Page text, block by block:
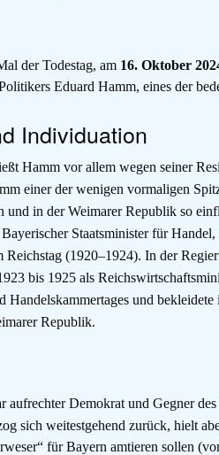
der Todestag, am 16. Oktober
Eduard Hamm, eines der
Individuation
Hamm vor allem wegen seiner
einer der wenigen vormaligen
und in der Weimarer Republik so
Staatsminister für
(1920–1924). In der
bis 1925 als
Handelskammertages und
Republik.
Demokrat und Gegner
sich weitestgehend zurück, hielt
für Bayern amtieren sollen